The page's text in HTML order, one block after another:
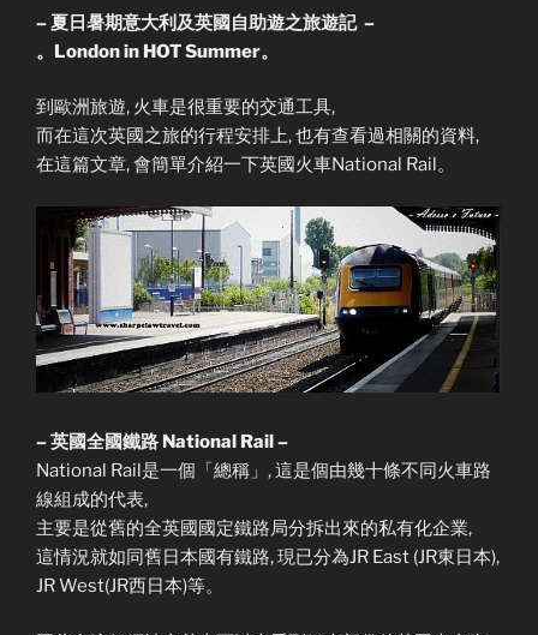
– 夏日暑期意大利及英國自助遊之旅遊記 –
。London in HOT Summer。
到歐洲旅遊, 火車是很重要的交通工具,
而在這次英國之旅的行程安排上, 也有查看過相關的資料,
在這篇文章, 會簡單介紹一下英國火車National Rail。
– 英國全國鐵路 National Rail –
National Rail是一個「總稱」, 這是個由幾十條不同火車路
線組成的代表,
主要是從舊的全英國國定鐵路局分拆出來的私有化企業,
這情況就如同舊日本國有鐵路, 現已分為JR East (JR東日本),
JR West(JR西日本)等。